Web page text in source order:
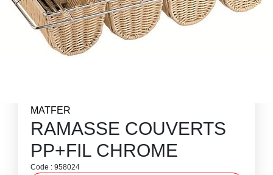
MATFER
RAMASSE COUVERTS
PP+FIL CHROME
Code : 958024